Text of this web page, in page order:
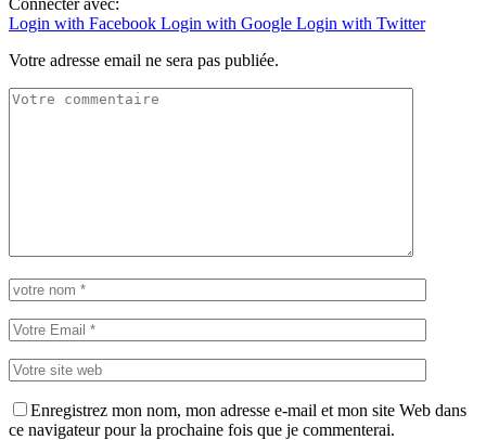
Login with Facebook Login with Google Login with Twitter
Votre adresse email ne sera pas publiée.
Enregistrez mon nom, mon adresse e-mail et mon site Web dans
ce navigateur pour la prochaine fois que je commenterai.